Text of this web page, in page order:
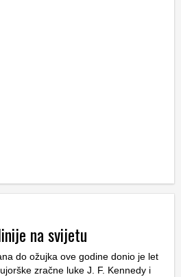
na svijetu
do ožujka ove godine donio je let
zračne luke J. F. Kennedy i